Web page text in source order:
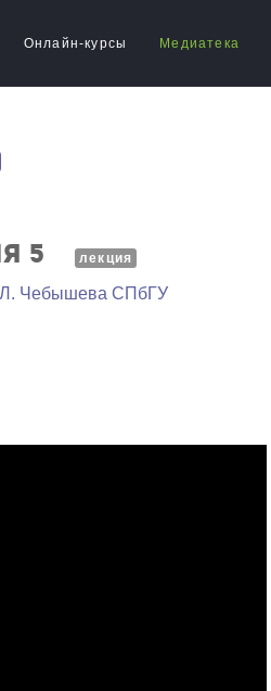
Онлайн-курсы Медиатека
5 лекция
Чебышева СПбГУ